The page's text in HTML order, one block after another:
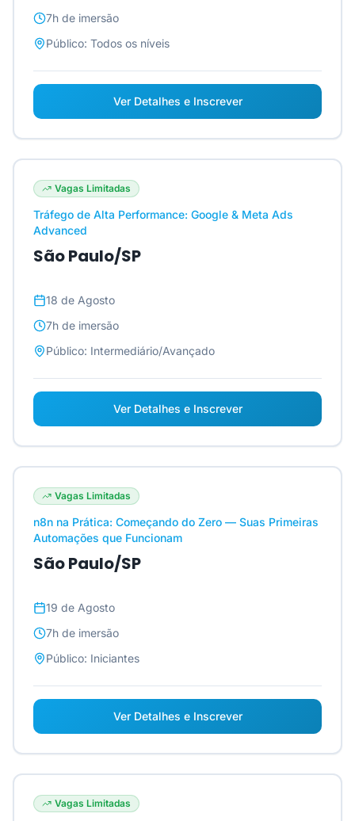
7h de imersão
Público: Todos os níveis
Ver Detalhes e Inscrever
Vagas Limitadas
Tráfego de Alta Performance: Google & Meta Ads
Advanced
São Paulo/SP
18 de Agosto
7h de imersão
Público: Intermediário/Avançado
Ver Detalhes e Inscrever
Vagas Limitadas
n8n na Prática: Começando do Zero — Suas Primeiras
Automações que Funcionam
São Paulo/SP
19 de Agosto
7h de imersão
Público: Iniciantes
Ver Detalhes e Inscrever
Vagas Limitadas